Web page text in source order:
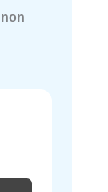
non